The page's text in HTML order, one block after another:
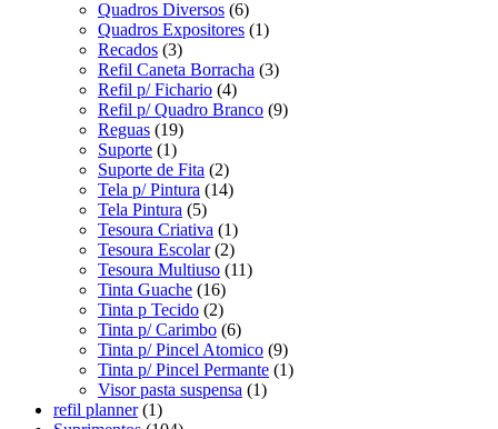
Quadros Diversos (6)
Quadros Expositores (1)
Recados (3)
Refil Caneta Borracha (3)
Refil p/ Fichario (4)
Refil p/ Quadro Branco (9)
Reguas (19)
Suporte (1)
Suporte de Fita (2)
Tela p/ Pintura (14)
Tela Pintura (5)
Tesoura Criativa (1)
Tesoura Escolar (2)
Tesoura Multiuso (11)
Tinta Guache (16)
Tinta p Tecido (2)
Tinta p/ Carimbo (6)
Tinta p/ Pincel Atomico (9)
Tinta p/ Pincel Permante (1)
Visor pasta suspensa (1)
refil planner (1)